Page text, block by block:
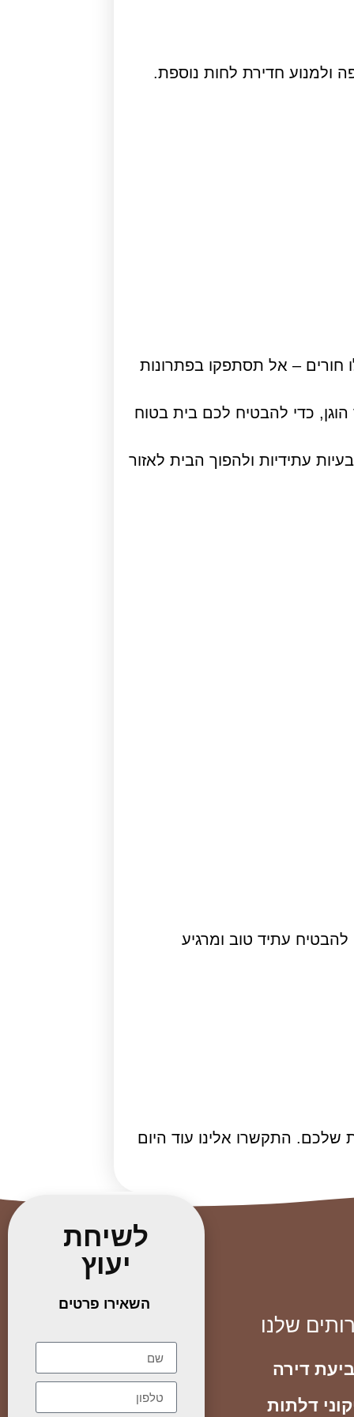
ולמנוע חדירת לחות נוספת.
חורים – אל תסתפקו בפתרונות
הוגן, כדי להבטיח לכם בית בטוח
עתידיות ולהפוך הבית לאזור
עתיד טוב ומרגיע
שלכם. התקשרו אלינו עוד היום
שלנו
דירה
דלתות
לשיחת
יעוץ
השאירו פרטים